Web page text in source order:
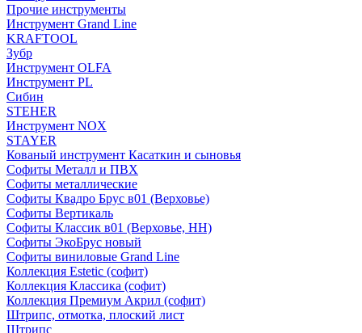
Прочие инструменты
Инструмент Grand Line
KRAFTOOL
Зубр
Инструмент OLFA
Инструмент PL
Сибин
STEHER
Инструмент NOX
STAYER
Кованый инструмент Касаткин и сыновья
Софиты Металл и ПВХ
Софиты металлические
Софиты Квадро Брус в01 (Верховье)
Софиты Вертикаль
Софиты Классик в01 (Верховье, НН)
Софиты ЭкоБрус новый
Софиты виниловые Grand Line
Коллекция Estetic (софит)
Коллекция Классика (софит)
Коллекция Премиум Акрил (софит)
Штрипс, отмотка, плоский лист
Штрипс